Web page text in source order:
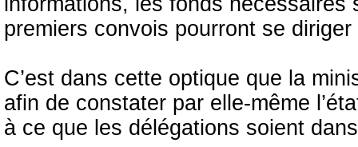
premiers convois pourront se
C’est dans cette optique que la
afin de constater par elle-même
à ce que les délégations soient